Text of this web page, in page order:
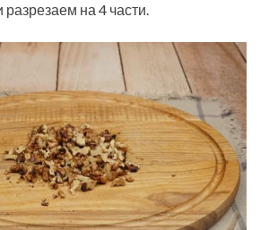
на 4 части.